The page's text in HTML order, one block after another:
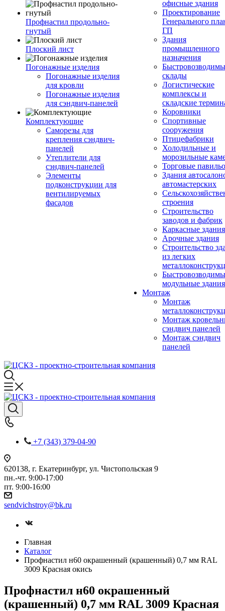
Профнастил продольно-
гнутый
Плоский лист
Погонажные изделия
Погонажные изделия
для кровли
Погонажные изделия
для сэндвич-панелей
Комплектующие
Саморезы для
крепления сэндвич-
панелей
Утеплители для
сэндвич-панелей
Элементы
подконструкции для
вентилируемых
фасадов
офисные здания
Проектирование
Генерального
ГП
Здания
промышленного
назначения
склады
Логистические
комплексы и
складские
Коровники
Спортивные
сооружения
Птицефабрики
Холодильные и
морозильные
Торговые
Здания
автомастерских
строения
Строительство
заводов и фабрик
Каркасные здания
Арочные здания
Строительство
из легких
модульные здания
Монтаж
Монтаж
Монтаж
сэндвич панелей
Монтаж сэндвич
панелей
+7 (343) 379-04-90
620138, г. Екатеринбург, ул. Чистопольская 9
пн.-чт. 9:00-17:00
пт. 9:00-16:00
sendvichstroy@bk.ru
Главная
Каталог
Профнастил н60 окрашенный (крашенный) 0,7 мм RAL
3009 Красная окись
Профнастил н60 окрашенный
(крашенный) 0,7 мм RAL 3009 Красная